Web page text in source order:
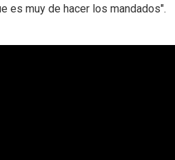
es muy de hacer los mandados".